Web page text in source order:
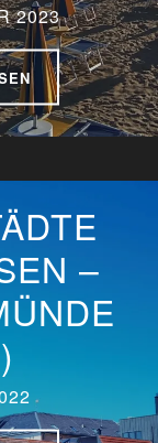
2023
–